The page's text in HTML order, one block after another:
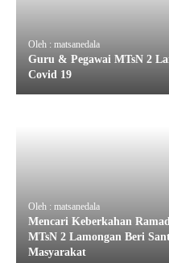
Oleh : matsanedala
Guru & Pegawai MTsN 2
Covid 19
Oleh : matsanedala
Mencari Keberkahan
MTsN 2 Lamongan Beri
Masyarakat